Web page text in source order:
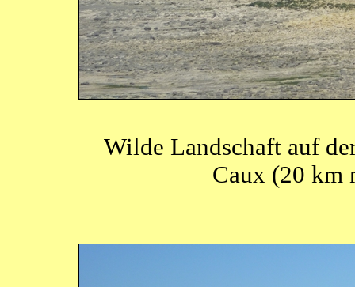
Wilde Landschaft auf
Caux (20 km